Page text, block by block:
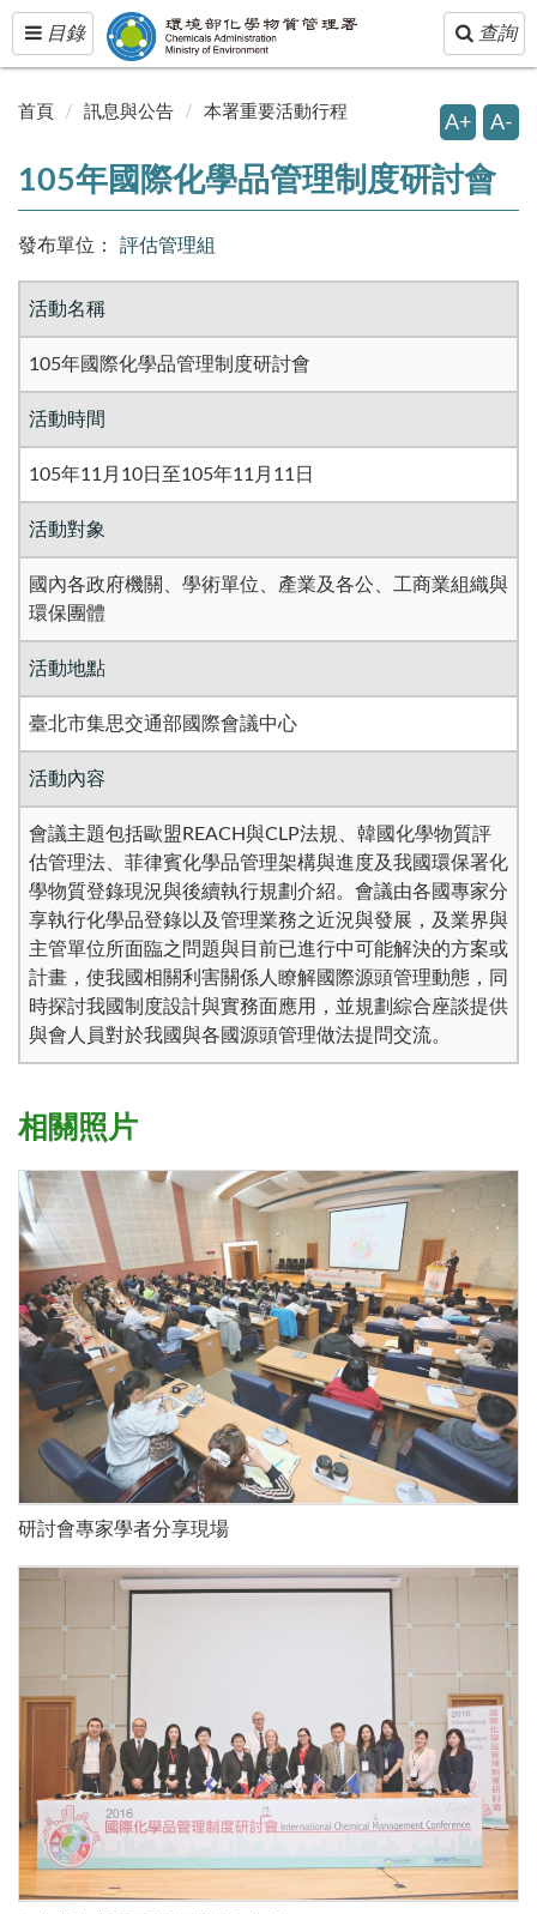
Toggle
navigation
目錄
Toggle
navigation
查詢
首頁 訊息與公告 本署重要活動行程
A+ A-
105年國際化學品管理制度研討會
發布單位： 評估管理組
活動名稱
105年國際化學品管理制度研討會
活動時間
105年11月10日至105年11月11日
活動對象
國內各政府機關、學術單位、產業及各公、工商業組織與
環保團體
活動地點
臺北市集思交通部國際會議中心
活動內容
會議主題包括歐盟REACH與CLP法規、韓國化學物質評
估管理法、菲律賓化學品管理架構與進度及我國環保署化
學物質登錄現況與後續執行規劃介紹。會議由各國專家分
享執行化學品登錄以及管理業務之近況與發展，及業界與
主管單位所面臨之問題與目前已進行中可能解決的方案或
計畫，使我國相關利害關係人瞭解國際源頭管理動態，同
時探討我國制度設計與實務面應用，並規劃綜合座談提供
與會人員對於我國與各國源頭管理做法提問交流。
相關照片
研討會專家學者分享現場